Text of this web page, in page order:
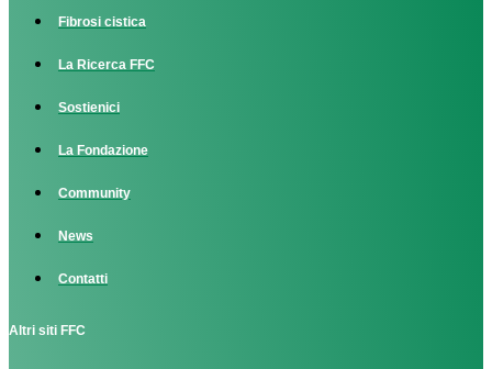
Fibrosi cistica
La Ricerca FFC
Sostienici
La Fondazione
Community
News
Contatti
Altri siti FFC